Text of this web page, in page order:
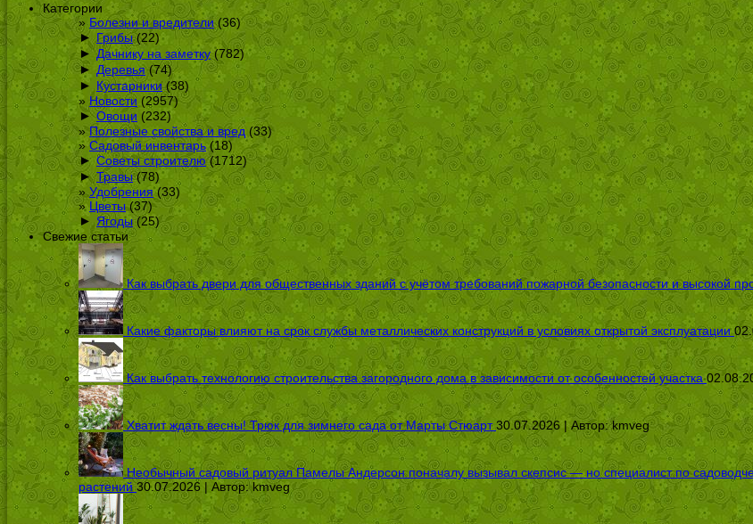
Категории
Болезни и вредители(36)
► Грибы(22)
► Дачнику на заметку(782)
► Деревья(74)
► Кустарники(38)
Новости (2957)
► Овощи (232)
Полезные свойства и вред (33)
Садовый инвентарь(18)
► Советы строителю(1712)
► Травы(78)
Удобрения(33)
Цветы(37)
► Ягоды (25)
Свежие статьи
Как выбрать двери для общественных зданий с учётом требований пожарной безопасности и высокой
Какие факторы влияют на срок службы металлических конструкций в условиях открытой эксплуатации
Как выбрать технологию строительства загородного дома в зависимости от особенностей участка
Хватит ждать весны! Трюк для зимнего сада от Марты Стюарт 30.07.2026 | Автор:kmveg
Необычный садовый ритуал Памелы Андерсон поначалу вызывал скепсис — но специалист по
растений 30.07.2026 | Автор:kmveg